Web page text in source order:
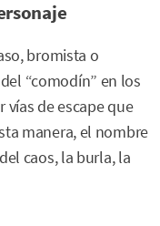
bromista o
“comodín” en los
vías de escape que
manera, el nombre
caos, la burla, la